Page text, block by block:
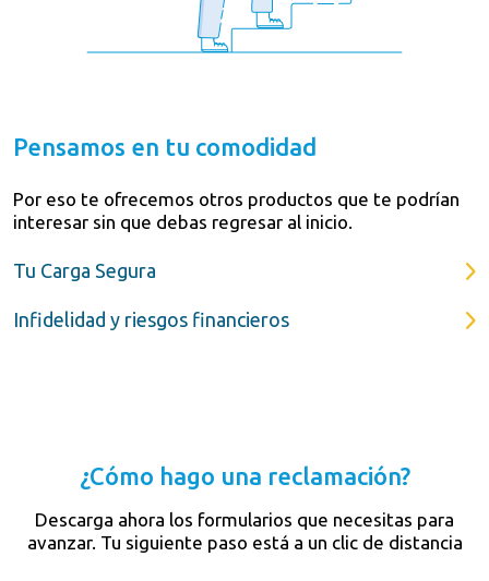
Pensamos en tu comodidad
Por eso te ofrecemos otros productos que te podrían
interesar sin que debas regresar al inicio.
Tu Carga Segura
Infidelidad y riesgos financieros
¿Cómo hago una reclamación?
Descarga ahora los formularios que necesitas para
avanzar. Tu siguiente paso está a un clic de distancia